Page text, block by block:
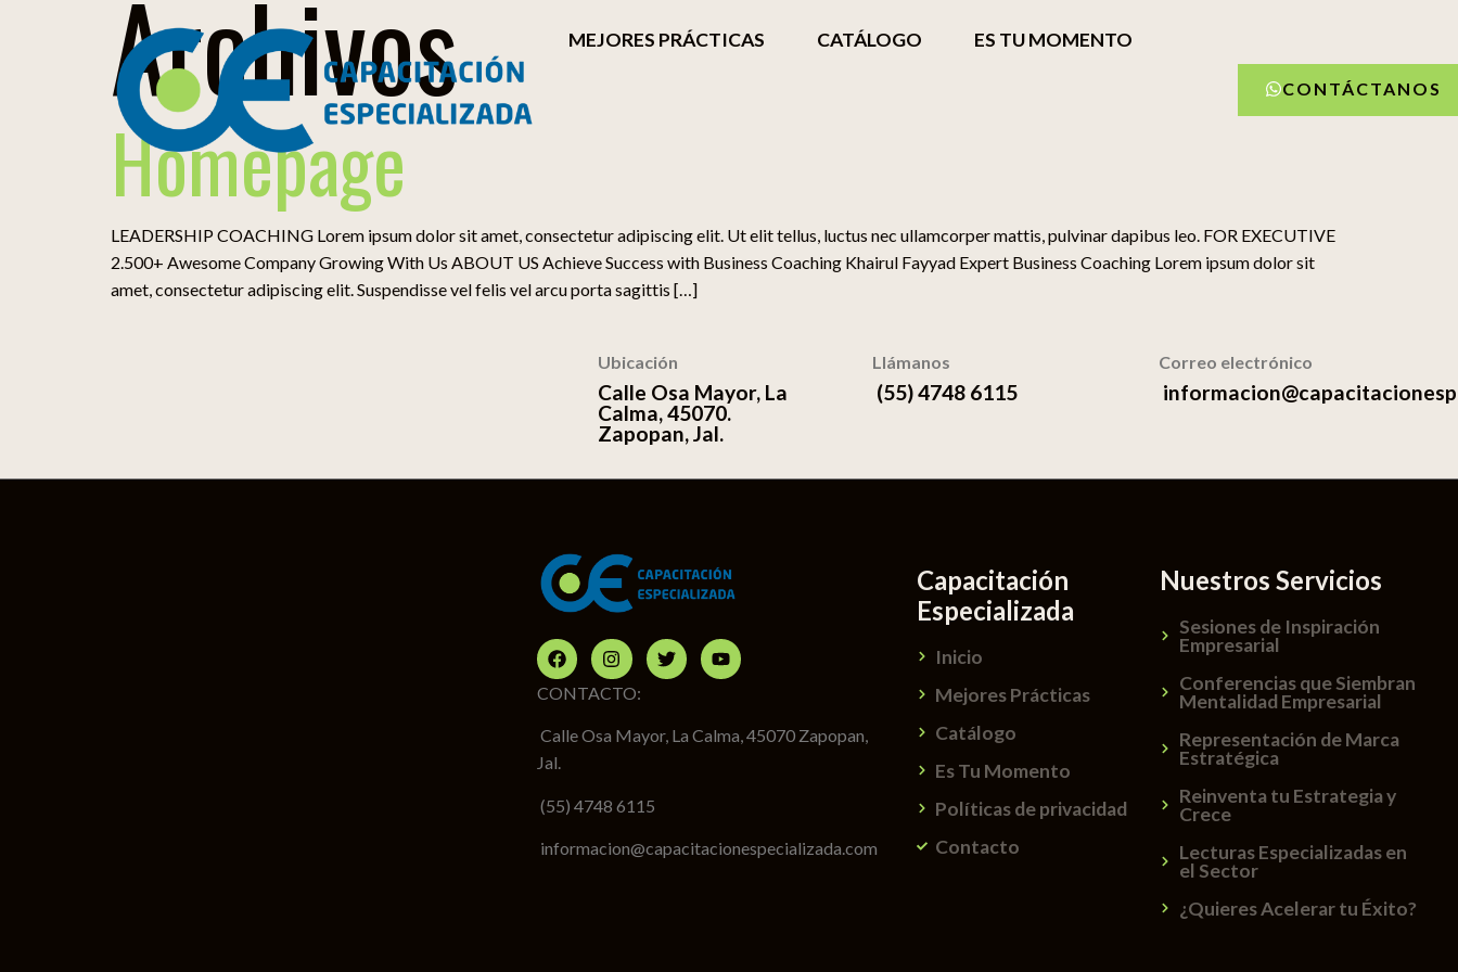
MEJORES PRÁCTICAS CATÁLOGO ES TU MOMENTO
CONTÁCTANOS
Archivos
Homepage
LEADERSHIP COACHING Lorem ipsum dolor sit amet, consectetur adipiscing elit. Ut elit tellus, luctus nec ullamcorper mattis, pulvinar dapibus leo. FOR EXECUTIVE
2.500+ Awesome Company Growing With Us ABOUT US Achieve Success with Business Coaching Khairul Fayyad Expert Business Coaching Lorem ipsum dolor sit
amet, consectetur adipiscing elit. Suspendisse vel felis vel arcu porta sagittis […]
Ubicación
Calle Osa Mayor, La
Calma, 45070.
Zapopan, Jal.
Llámanos
(55) 4748 6115
Correo electrónico
CONTACTO:
Calle Osa Mayor, La Calma, 45070 Zapopan,
Jal.
(55) 4748 6115
informacion@capacitacionespecializada.com
Capacitación
Especializada
Inicio
Mejores Prácticas
Catálogo
Es Tu Momento
Políticas de privacidad
Contacto
Nuestros Servicios
Sesiones de Inspiración
Empresarial
Conferencias que Siembran
Mentalidad Empresarial
Representación de Marca
Estratégica
Reinventa tu Estrategia y
Crece
Lecturas Especializadas en
el Sector
¿Quieres Acelerar tu Éxito?